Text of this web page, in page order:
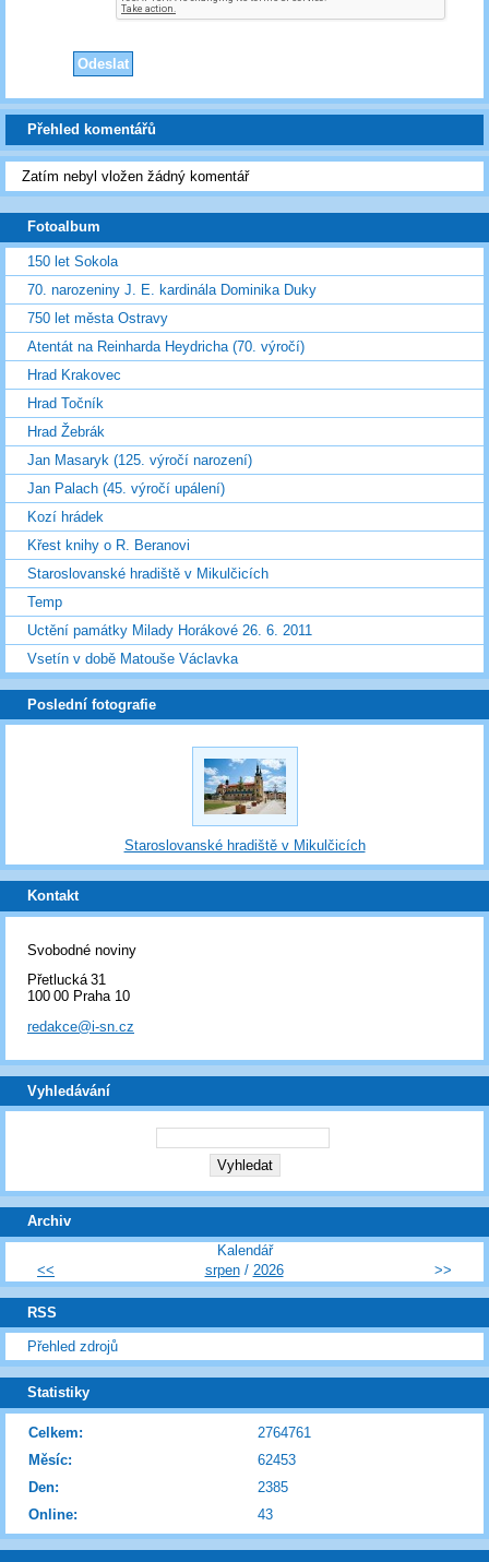
Přehled komentářů
Zatím nebyl vložen žádný komentář
Fotoalbum
150 let Sokola
70. narozeniny J. E. kardinála Dominika Duky
750 let města Ostravy
Atentát na Reinharda Heydricha (70. výročí)
Hrad Krakovec
Hrad Točník
Hrad Žebrák
Jan Masaryk (125. výročí narození)
Jan Palach (45. výročí upálení)
Kozí hrádek
Křest knihy o R. Beranovi
Staroslovanské hradiště v Mikulčicích
Temp
Uctění památky Milady Horákové 26. 6. 2011
Vsetín v době Matouše Václavka
Poslední fotografie
Staroslovanské hradiště v Mikulčicích
Kontakt
Svobodné noviny
Přetlucká 31
100 00 Praha 10
redakce@i-sn.cz
Vyhledávání
Archiv
Kalendář
<<
srpen/ 2026 >>
RSS
Přehled zdrojů
Statistiky
Online: 43
Celkem:
2764761
Měsíc:
62453
Den:
2385